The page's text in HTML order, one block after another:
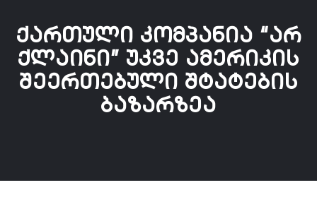
ᲥᲐᲠᲗᲣᲚᲘ ᲙᲝᲛᲞᲐᲜᲘᲐ “ᲐᲠ
ᲥᲚᲐᲘᲜᲘ” ᲣᲙᲕᲔ ᲐᲛᲔᲠᲘᲙᲘᲡ
ᲨᲔᲔᲠᲗᲔᲑᲣᲚᲘ ᲨᲢᲐᲢᲔᲑᲘᲡ
ᲑᲐᲖᲐᲠᲖᲔᲐ